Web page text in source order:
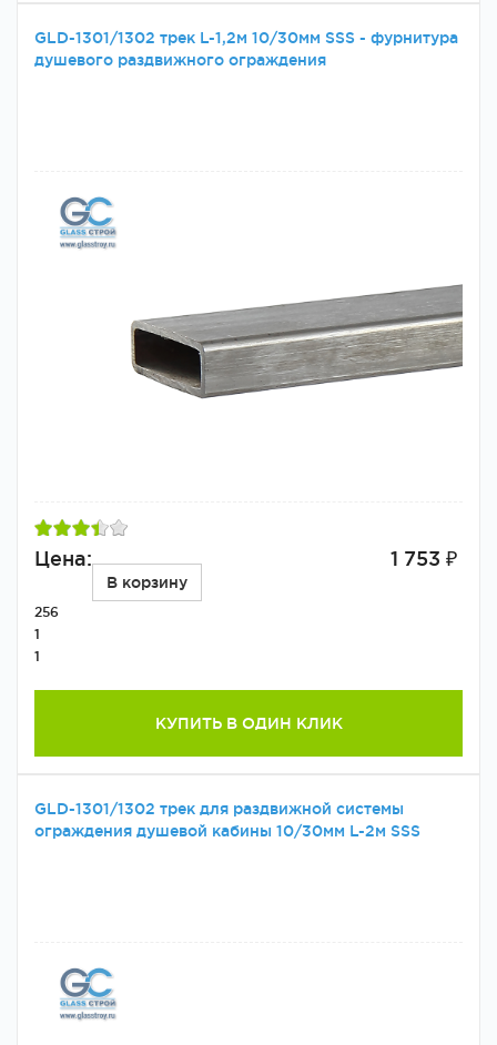
GLD-1301/1302 трек L-1,2м 10/30мм SSS - фурнитура
душевого раздвижного ограждения
Цена: 1 753 ₽
В корзину
256
1
1
КУПИТЬ В ОДИН КЛИК
GLD-1301/1302 трек для раздвижной системы
ограждения душевой кабины 10/30мм L-2м SSS